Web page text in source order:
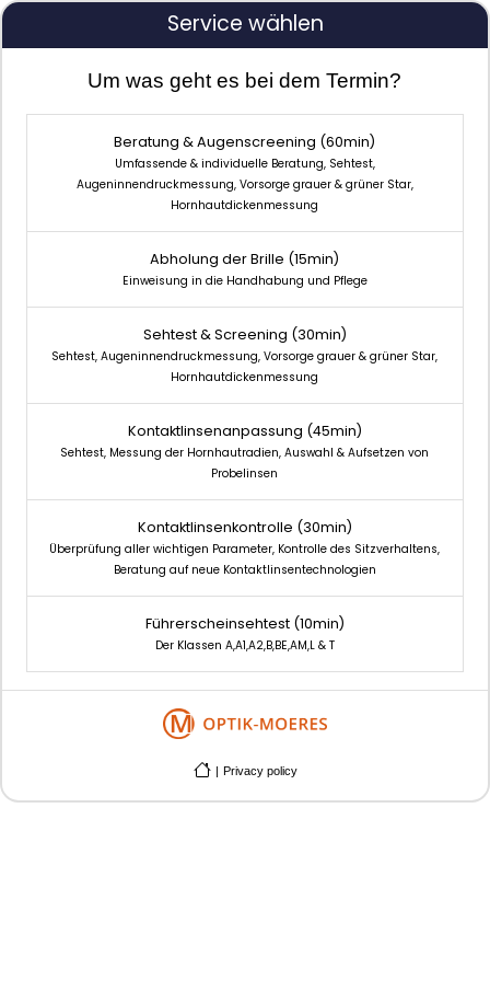
Service wählen
Um was geht es bei dem Termin?
Beratung & Augenscreening (60min)
Umfassende & individuelle Beratung, Sehtest,
Augeninnendruckmessung, Vorsorge grauer & grüner Star,
Hornhautdickenmessung
Abholung der Brille (15min)
Einweisung in die Handhabung und Pflege
Sehtest & Screening (30min)
Sehtest, Augeninnendruckmessung, Vorsorge grauer & grüner Star,
Hornhautdickenmessung
Kontaktlinsenanpassung (45min)
Sehtest, Messung der Hornhautradien, Auswahl & Aufsetzen von
Probelinsen
Kontaktlinsenkontrolle (30min)
Überprüfung aller wichtigen Parameter, Kontrolle des Sitzverhaltens,
Beratung auf neue Kontaktlinsentechnologien
Führerscheinsehtest (10min)
Der Klassen A,A1,A2,B,BE,AM,L & T
Privacy policy